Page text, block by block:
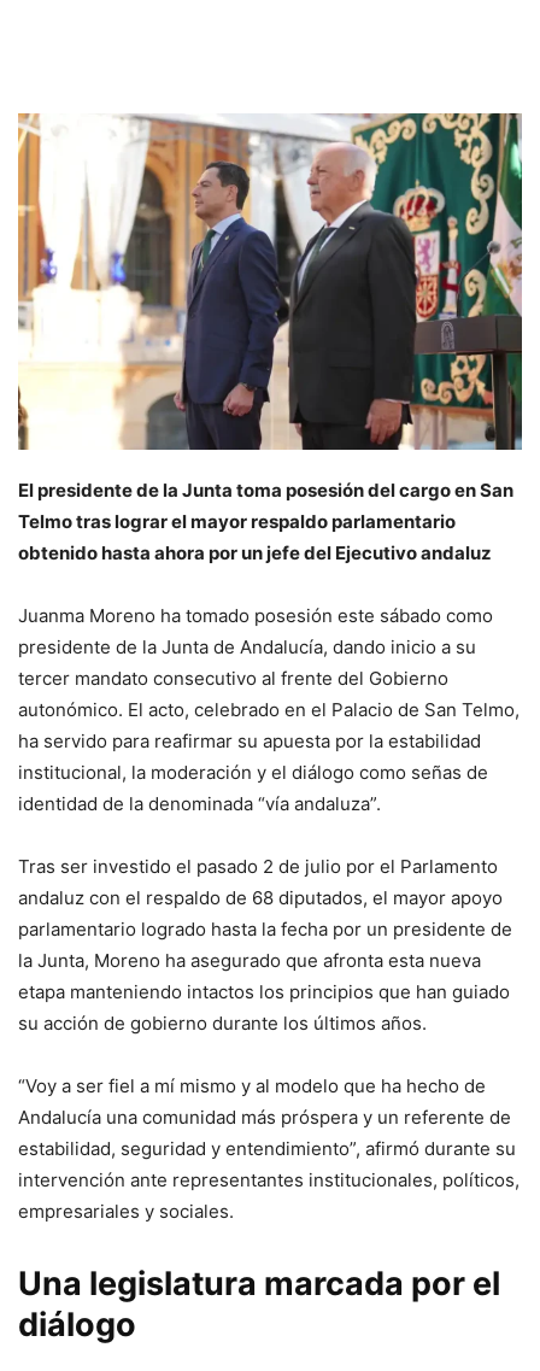
El presidente de la Junta toma posesión del cargo en San
Telmo tras lograr el mayor respaldo parlamentario
obtenido hasta ahora por un jefe del Ejecutivo andaluz
Juanma Moreno ha tomado posesión este sábado como
presidente de la Junta de Andalucía, dando inicio a su
tercer mandato consecutivo al frente del Gobierno
autonómico. El acto, celebrado en el Palacio de San Telmo,
ha servido para reafirmar su apuesta por la estabilidad
institucional, la moderación y el diálogo como señas de
identidad de la denominada “vía andaluza”.
Tras ser investido el pasado 2 de julio por el Parlamento
andaluz con el respaldo de 68 diputados, el mayor apoyo
parlamentario logrado hasta la fecha por un presidente de
la Junta, Moreno ha asegurado que afronta esta nueva
etapa manteniendo intactos los principios que han guiado
su acción de gobierno durante los últimos años.
“Voy a ser fiel a mí mismo y al modelo que ha hecho de
Andalucía una comunidad más próspera y un referente de
estabilidad, seguridad y entendimiento”, afirmó durante su
intervención ante representantes institucionales, políticos,
empresariales y sociales.
Una legislatura marcada por el
diálogo